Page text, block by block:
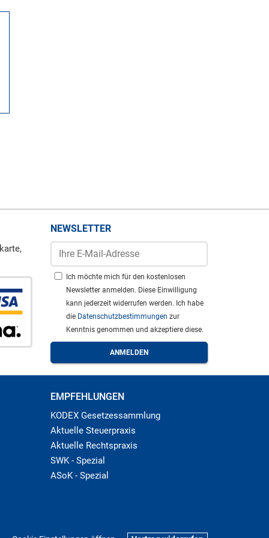
NEWSLETTER
Ich möchte mich für den kostenlosen
Newsletter anmelden. Diese Einwilligung
kann jederzeit widerrufen werden. Ich habe
die Datenschutzbestimmungen zur
Kenntnis genommen und akzeptiere diese.
EMPFEHLUNGEN
KODEX Gesetzessammlung
Aktuelle Steuerpraxis
Aktuelle Rechtspraxis
SWK - Spezial
ASoK - Spezial